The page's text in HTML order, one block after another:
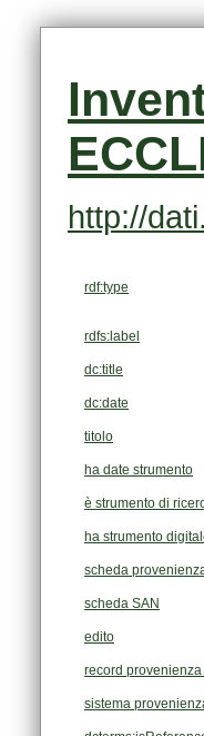
http://
rdf:type
rdfs:label
dc:title
dc:date
titolo
ha date strumento
è strumento di
ha strumento
scheda
scheda SAN
edito
record provenienza
sistema